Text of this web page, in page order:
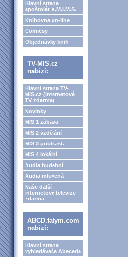
Hlavní strana
apoštolát A.M.I.M.S.
Knihovna on-line
Comicsy
Objednávky knih
TV-MIS.cz
nabízí:
Hlavní strana TV-
MIS.cz (internetová
TV zdarma)
Novinky
MIS 1 zábava
MIS 2 vzdělání
MIS 3 publicist.
MIS 4 lokální
Audia hudební
Audia mluvená
Naše další
internetové televize
zdarma...
ABCD.fatym.com
nabízí:
Hlavní strana
vyhledávače Abeceda